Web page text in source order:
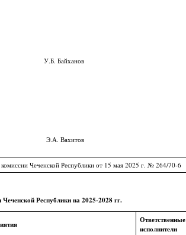
Байханов
Вахитов
Чеченской Республики от 15 мая 2025 г. № 264/70-6
Республики на 2025-2028 гг.
Ответственные
исполнители